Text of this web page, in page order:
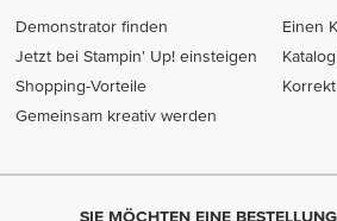
Demonstrator finden
Jetzt bei Stampin' Up! einsteigen
Shopping-Vorteile
Gemeinsam kreativ werden
Einen
SIE MÖCHTEN EINE